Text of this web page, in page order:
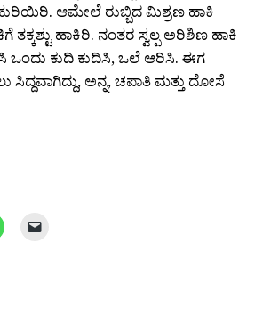
ಆಮೇಲೆ ರುಬ್ಬಿದ ಮಿಶ್ರಣ ಹಾಕಿ
ಹಾಕಿರಿ. ನಂತರ ಸ್ವಲ್ಪ ಅರಿಶಿಣ ಹಾಕಿ
ಒಂದು ಕುದಿ ಕುದಿಸಿ, ಒಲೆ ಆರಿಸಿ. ಈಗ
ಅನ್ನ, ಚಪಾತಿ ಮತ್ತು ದೋಸೆ